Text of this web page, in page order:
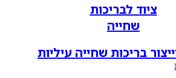
ציוד לבריכות
שחייה
בריכות שחייה עיליות